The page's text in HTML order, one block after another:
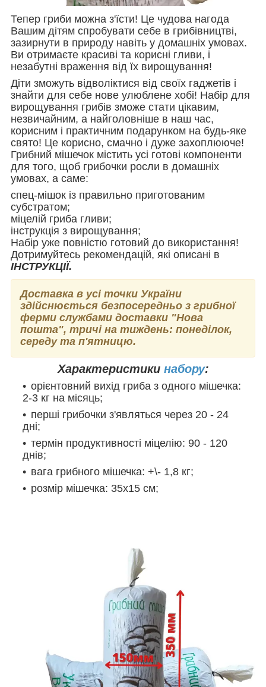
Тепер гриби можна з'їсти! Це чудова нагода
Вашим дітям спробувати себе в грибівництві,
зазирнути в природу навіть у домашніх умовах.
Ви отримаєте красиві та корисні гливи, і
незабутні враження від їх вирощування!
Діти зможуть відволіктися від своїх гаджетів і
знайти для себе нове улюблене хобі! Набір для
вирощування грибів зможе стати цікавим,
незвичайним, а найголовніше в наш час,
корисним і практичним подарунком на будь-яке
свято! Це корисно, смачно і дуже захоплююче!
Грибний мішечок містить усі готові компоненти
для того, щоб грибочки росли в домашніх
умовах, а саме:
спец-мішок із правильно приготованим
субстратом;
міцелій гриба гливи;
інструкція з вирощування;
Набір уже повністю готовий до використання!
Дотримуйтесь рекомендацій, які описані в
ІНСТРУКЦІЇ.
Доставка в усі точки України
здійснюється безпосередньо з грибної
ферми службами доставки "Нова
пошта", тричі на тиждень: понеділок,
середу та п'ятницю.
Характеристики набору:
орієнтовний вихід гриба з одного мішечка:
2-3 кг на місяць;
перші грибочки з'являться через 20 - 24
дні;
термін продуктивності міцелію: 90 - 120
днів;
вага грибного мішечка: +\- 1,8 кг;
розмір мішечка: 35х15 см;